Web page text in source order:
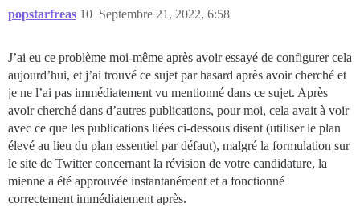
popstarfreas Septembre 21, 2022, 6:58
10
J’ai eu ce problème moi-même après avoir essayé de configurer cela
aujourd’hui, et j’ai trouvé ce sujet par hasard après avoir cherché et
je ne l’ai pas immédiatement vu mentionné dans ce sujet. Après
avoir cherché dans d’autres publications, pour moi, cela avait à voir
avec ce que les publications liées ci-dessous disent (utiliser le plan
élevé au lieu du plan essentiel par défaut), malgré la formulation sur
le site de Twitter concernant la révision de votre candidature, la
mienne a été approuvée instantanément et a fonctionné
correctement immédiatement après.